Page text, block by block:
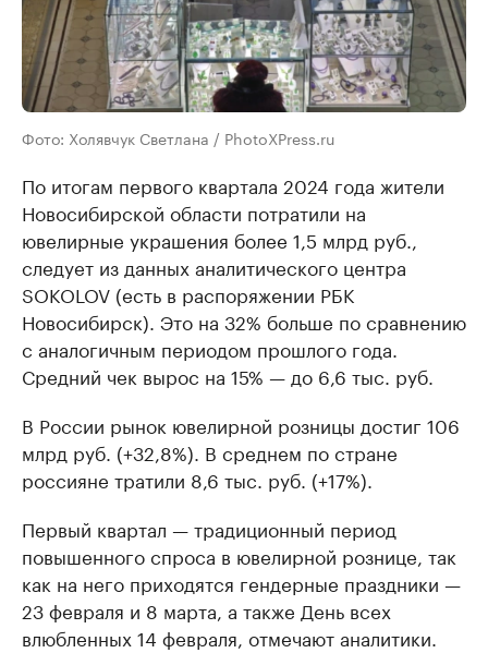
Фото: Холявчук Светлана / PhotoXPress.ru
По итогам первого квартала 2024 года жители
Новосибирской области потратили на
ювелирные украшения более 1,5 млрд руб.,
следует из данных аналитического центра
SOKOLOV (есть в распоряжении РБК
Новосибирск). Это на 32% больше по сравнению
с аналогичным периодом прошлого года.
Средний чек вырос на 15% — до 6,6 тыс. руб.
В России рынок ювелирной розницы достиг 106
млрд руб. (+32,8%). В среднем по стране
россияне тратили 8,6 тыс. руб. (+17%).
Первый квартал — традиционный период
повышенного спроса в ювелирной рознице, так
как на него приходятся гендерные праздники —
23 февраля и 8 марта, а также День всех
влюбленных 14 февраля, отмечают аналитики.